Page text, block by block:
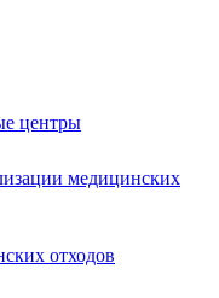
центры
медицинских
отходов